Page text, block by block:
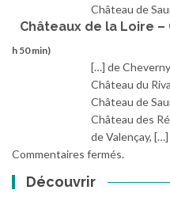
Château de
Châteaux de la Loire –
h 50 min)
[…] de
Château du
Château de
Château des
de Valençay, […]
Commentaires fermés.
Découvrir